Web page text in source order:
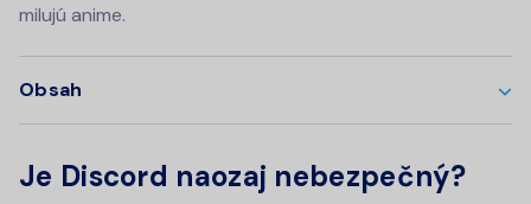
milujú anime.
Obsah
Je Discord naozaj nebezpečný?